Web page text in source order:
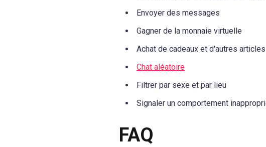
Envoyer des messages
Gagner de la monnaie virtuelle
Achat de cadeaux et d'autres articles
Chat aléatoire
Filtrer par sexe et par lieu
Signaler un comportement
FAQ